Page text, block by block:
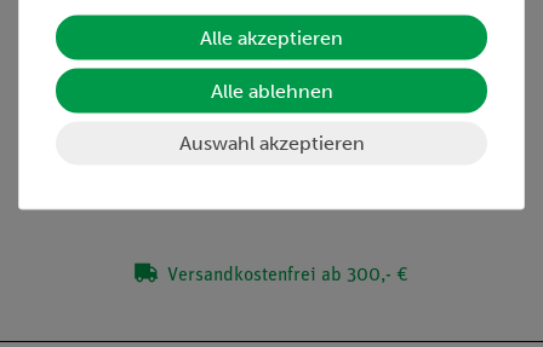
Lieferumfang
Zubehör
Versandkostenfrei ab 300,- €
Alle akzeptieren
Alle ablehnen
Auswahl akzeptieren